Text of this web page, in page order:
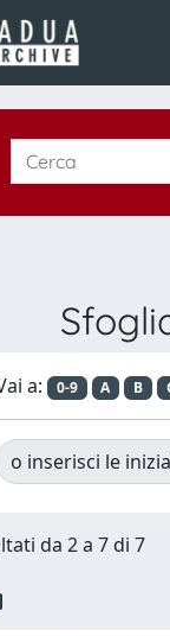
a: 0-9 A B
o inserisci le
da 2 a 7 di 7